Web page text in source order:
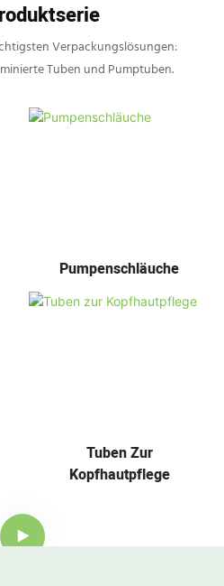
Verpackungslösungen:
Tuben und Pumptuben.
Pumpenschläuche
Tuben Zur
Kopfhautpflege